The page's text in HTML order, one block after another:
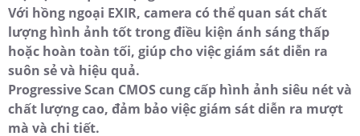
Với hồng ngoại EXIR, camera có thể quan sát chất
lượng hình ảnh tốt trong điều kiện ánh sáng thấp
hoặc hoàn toàn tối, giúp cho việc giám sát diễn ra
suôn sẻ và hiệu quả.
Progressive Scan CMOS cung cấp hình ảnh siêu nét và
chất lượng cao, đảm bảo việc giám sát diễn ra mượt
mà và chi tiết.